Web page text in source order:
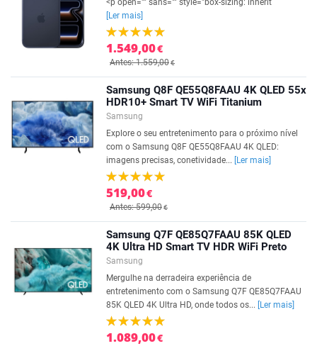
<p open="" sans="" style="box-sizing: inherit
[Ler mais]
1.549,00€
Antes: 1.559,00€
Samsung Q8F QE55Q8FAAU 4K QLED 55x
HDR10+ Smart TV WiFi Titanium
Samsung
Explore o seu entretenimento para o próximo nível
com o Samsung Q8F QE55Q8FAAU 4K QLED:
imagens precisas, conetividade...
[Ler mais]
519,00€
Antes: 599,00€
Samsung Q7F QE85Q7FAAU 85K QLED
4K Ultra HD Smart TV HDR WiFi Preto
Samsung
Mergulhe na derradeira experiência de
entretenimento com o Samsung Q7F QE85Q7FAAU
85K QLED 4K Ultra HD, onde todos os...
[Ler mais]
1.089,00€